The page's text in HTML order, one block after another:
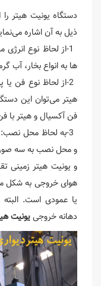
دستگاه یونیت هیتر
ذیل به آن اشاره
1-از لحاظ نوع
ها به انواع بخار، آب
2-از لحاظ نوع فن یا
هیتر می‌توان این
فن آکسیال و هیتر با
3-به لحاظ محل نصب:
و محل نصب به سه
و یونیت هیتر زمینی
هوای خروجی به شکل
یا عمودی است.
دهانه خروجییونیت